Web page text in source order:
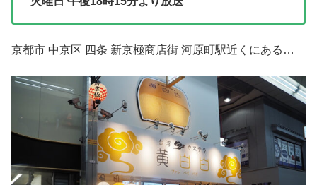
京都市 中京区 四条 新京極商店街 河原町駅近くにある…